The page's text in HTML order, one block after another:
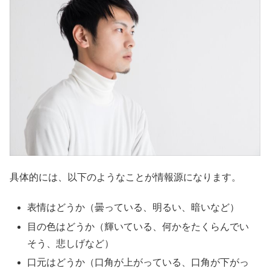
具体的には、以下のようなことが情報源になります。
表情はどうか（曇っている、明るい、暗いなど）
目の色はどうか（輝いている、何かをたくらんでい
そう、悲しげなど）
口元はどうか（口角が上がっている、口角が下がっ